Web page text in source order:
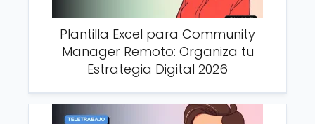
Plantilla Excel para Community
Manager Remoto: Organiza tu
Estrategia Digital 2026